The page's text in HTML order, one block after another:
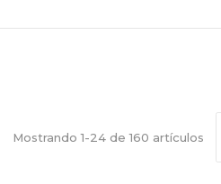
Mostrando 1-24 de 160 artículos